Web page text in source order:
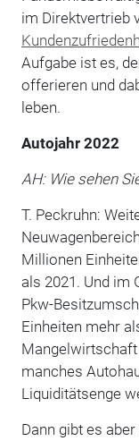
im Direktvertrieb
Aufgabe ist es,
offerieren und
leben.
Autojahr 2022
AH: Wie sehen
T. Peckruhn:
Millionen
als 2021. Und im
Pkw-
Einheiten mehr
manches
Liquiditätsenge
Dann gibt es